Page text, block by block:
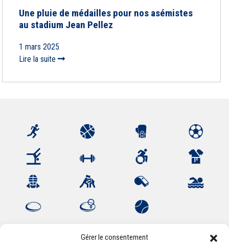
Gérer le consentement
Une pluie de médailles pour nos asémistes
au stadium Jean Pellez
1 mars 2025
Lire la suite